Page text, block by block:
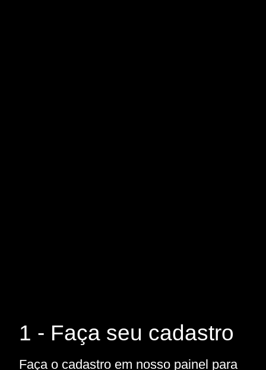
1 - Faça seu cadastro
Faça o cadastro em nosso painel para